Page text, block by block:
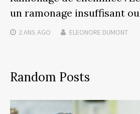
un ramonage insuffisant
2 ANS AGO ELEONORE DUMONT
Random Posts